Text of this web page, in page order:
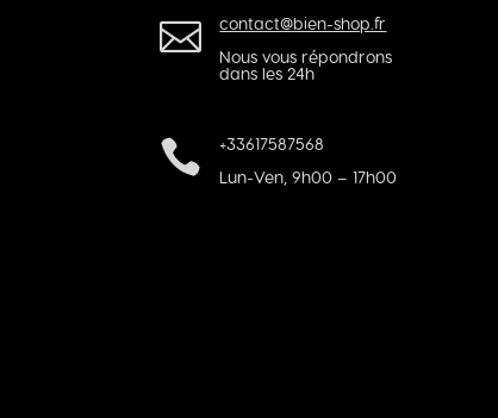

contact@bien-shop.fr
Nous vous répondrons
dans les 24h

+33617587568
Lun-Ven, 9h00 – 17h00